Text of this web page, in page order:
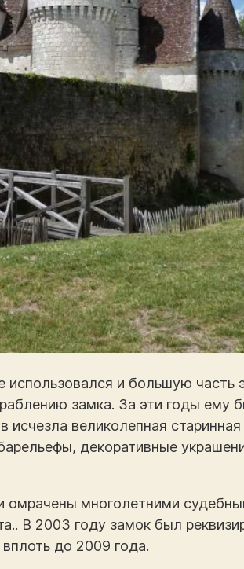
и большую часть
замка. За эти годы ему
великолепная
декоративные
омрачены многолетними
В 2003 году замок был
до 2009 года.